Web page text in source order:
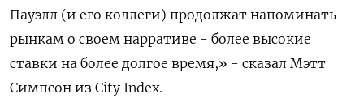
Пауэлл (и его коллеги) продолжат напоминать
рынкам о своем нарративе - более высокие
ставки на более долгое время,» - сказал Мэтт
Симпсон из City Index.